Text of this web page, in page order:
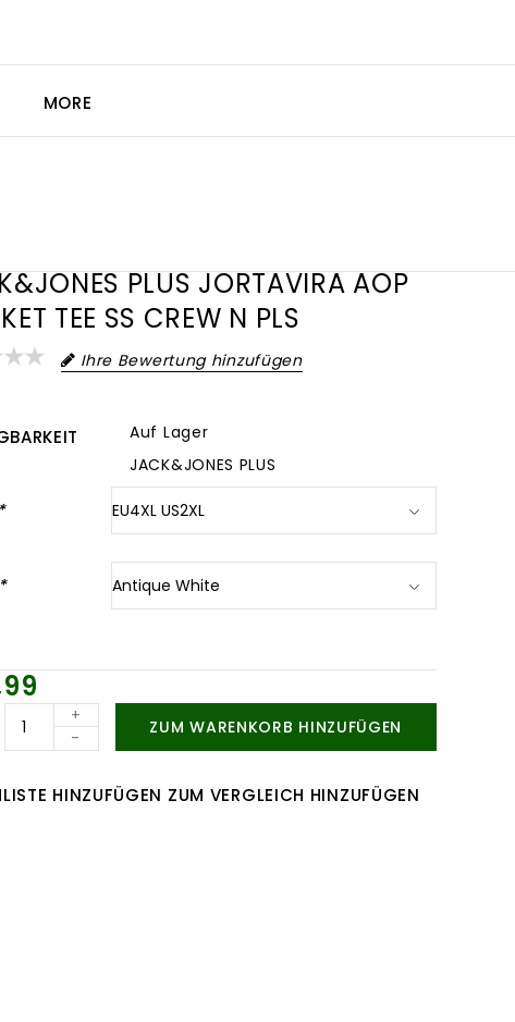
MORE
PLUS JORTAVIRA AOP
TEE SS CREW N PLS
Ihre Bewertung hinzufügen
Auf Lager
JACK&JONES PLUS
*
*
+
-
ZUM WARENKORB HINZUFÜGEN
HINZUFÜGEN ZUM VERGLEICH HINZUFÜGEN